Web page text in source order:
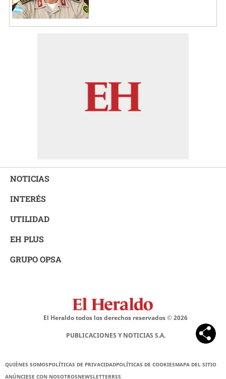
NOTICIAS
INTERÉS
UTILIDAD
EH PLUS
GRUPO OPSA
El Heraldo todos los derechos reservados ©2026
PUBLICACIONES Y NOTICIAS S.A.
QUIÉNES SOMOSPOLÍTICAS DE PRIVACIDADPOLÍTICAS DE COOKIESMAPA DEL SITIO
ANÚNCIESE CON NOSOTROSNEWSLETTERRSS